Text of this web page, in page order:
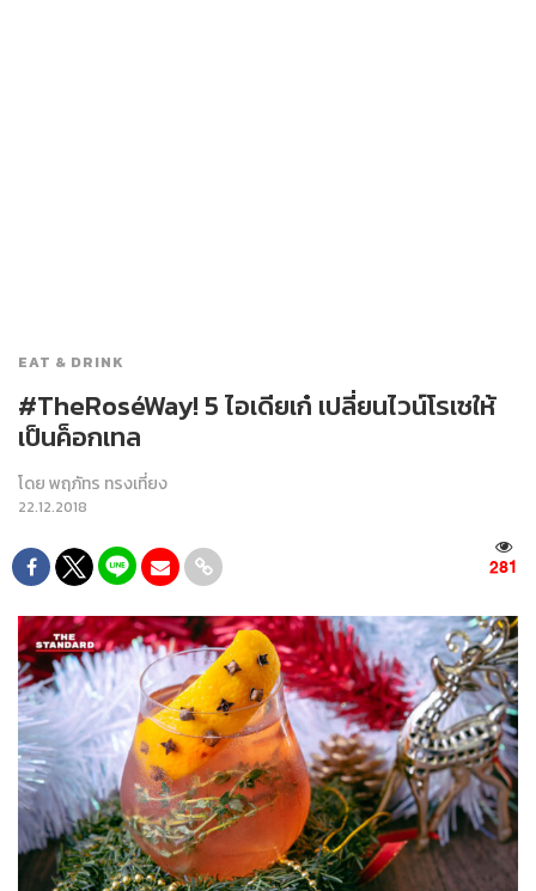
EAT & DRINK
#TheRoséWay! 5 ไอเดียเก๋ เปลี่ยนไวน์โรเซให้
เป็นค็อกเทล
โดยพฤภัทร ทรงเที่ยง
22.12.2018
281